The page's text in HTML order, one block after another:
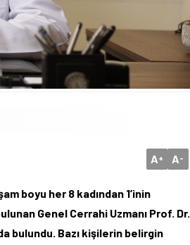
A+ A-
boyu her 8 kadından 1’inin
Genel Cerrahi Uzmanı Prof. Dr.
bulundu. Bazı kişilerin belirgin